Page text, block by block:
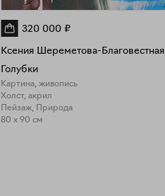
320 000 ₽
Ксения Шереметова-Благовестная
Голубки
Картина, живопись
Холст, акрил
Пейзаж, Природа
80 x 90 см